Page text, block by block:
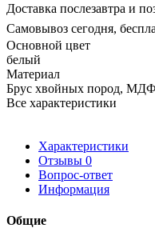
Доставка послезавтра и
Самовывоз сегодня,
Основной цвет
белый
Материал
Брус хвойных пород,
Все характеристики
Характеристики
Отзывы 0
Вопрос-ответ
Информация
Общие